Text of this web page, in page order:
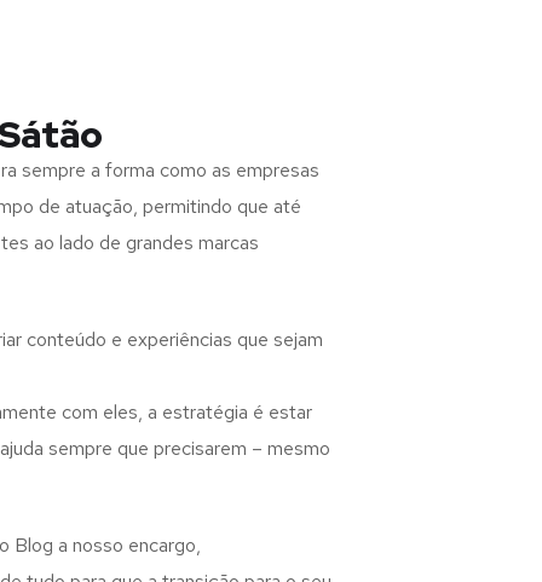
sempre a forma como as empresas
de atuação, permitindo que até
ao lado de grandes marcas
conteúdo e experiências que sejam
com eles, a estratégia é estar
sempre que precisarem – mesmo
Blog a nosso encargo,